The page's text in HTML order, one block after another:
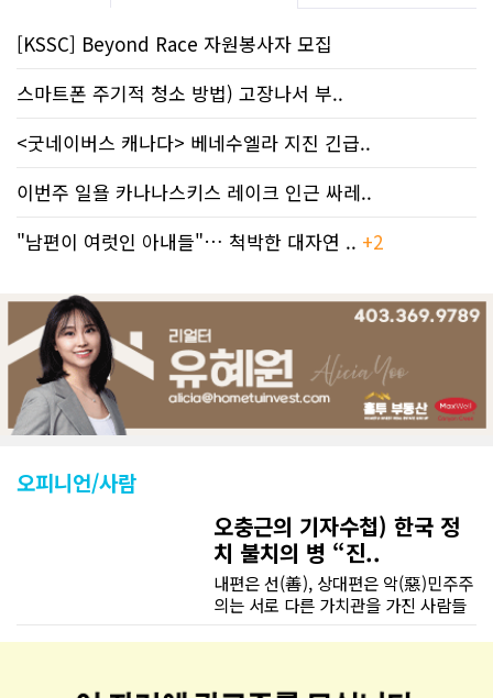
[KSSC] Beyond Race 자원봉사자 모집
스마트폰 주기적 청소 방법) 고장나서 부..
<굿네이버스 캐나다> 베네수엘라 지진 긴급..
이번주 일욜 카나나스키스 레이크 인근 싸레..
"남편이 여럿인 아내들"… 척박한 대자연 .. +2
오피니언/사람
오충근의 기자수첩) 한국 정
치 불치의 병 “진..
내편은 선(善), 상대편은 악(惡)민주주
의는 서로 다른 가치관을 가진 사람들
계를 조정하고 합의를 이끌어 내는 제
원리를 모르는 사람은 없을 것이다. 그